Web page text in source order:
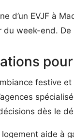
d’un EVJF à
du week-end.
festive
dès le
aide à